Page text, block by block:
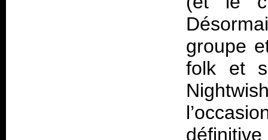
groupe
folk et